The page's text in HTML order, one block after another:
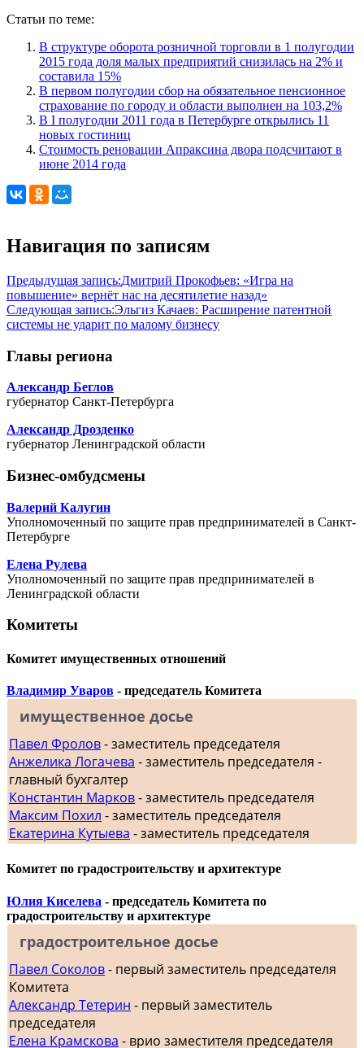
Статьи по теме:
В структуре оборота розничной торговли в 1 полугодии
2015 года доля малых предприятий снизилась на 2% и
составила 15%
В первом полугодии сбор на обязательное пенсионное
страхование по городу и области выполнен на 103,2%
В I полугодии 2011 года в Петербурге открылись 11
новых гостиниц
Стоимость реновации Апраксина двора подсчитают в
июне 2014 года
Навигация по записям
Предыдущая запись:Дмитрий Прокофьев: «Игра на
повышение» вернёт нас на десятилетие назад»
Следующая запись:Эльгиз Качаев: Расширение патентной
системы не ударит по малому бизнесу
Главы региона
Александр Беглов
губернатор Санкт-Петербурга
Александр Дрозденко
губернатор Ленинградской области
Бизнес-омбудсмены
Валерий Калугин
Уполномоченный по защите прав предпринимателей в Санкт-
Петербурге
Елена Рулева
Уполномоченный по защите прав предпринимателей в
Ленинградской области
Комитеты
Комитет имущественных отношений
Владимир Уваров - председатель Комитета
имущественное досье
Павел Фролов- заместитель председателя
Анжелика Логачева - заместитель председателя -
главный бухгалтер
Константин Марков- заместитель председателя
Максим Похил - заместитель председателя
Екатерина Кутыева - заместитель председателя
Комитет по градостроительству и архитектуре
Юлия Киселева - председатель Комитета по
градостроительству и архитектуре
градостроительное досье
Павел Соколов- первый заместитель председателя
Комитета
Александр Тетерин - первый заместитель
председателя
Елена Крамскова - врио заместителя председателя